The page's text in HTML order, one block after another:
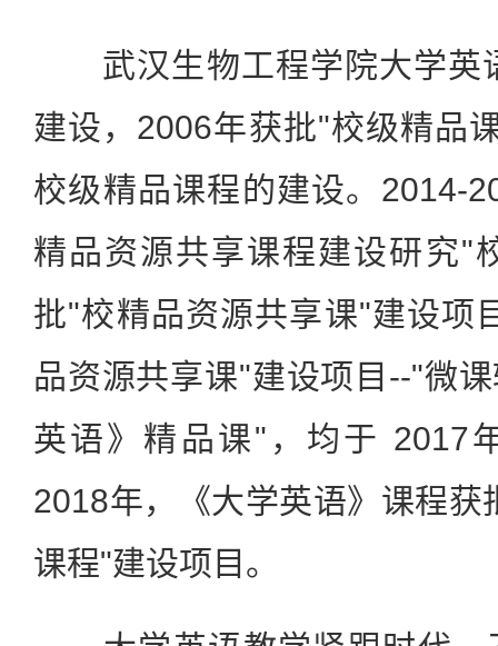
武汉生物工程学院大学英
建设，2006年获批"校级精品
校级精品课程的建设。2014-
精品资源共享课程建设研究"
批"校精品资源共享课"建设项
品资源共享课"建设项目--"微
英语》精品课"，均于 2017
2018年，《大学英语》课程获
课程"建设项目。